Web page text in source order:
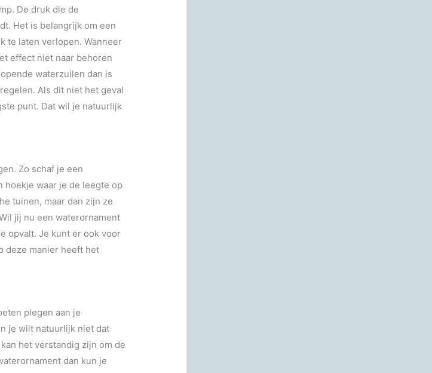
De druk die de
Het is belangrijk om een
te laten verlopen. Wanneer
effect niet naar behoren
waterzuilen dan is
Als dit niet het geval
punt. Dat wil je natuurlijk
Zo schaf je een
hoekje waar je de leegte op
tuinen, maar dan zijn ze
jij nu een waterornament
opvalt. Je kunt er ook voor
deze manier heeft het
plegen aan je
je wilt natuurlijk niet dat
het verstandig zijn om de
dan kun je